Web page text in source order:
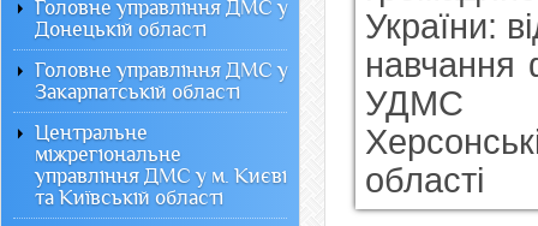
Головне управління ДМС у
Донецькій області
Головне управління ДМС у
Закарпатській області
Центральне
міжрегіональне
управління ДМС у м. Києві
та Київській області